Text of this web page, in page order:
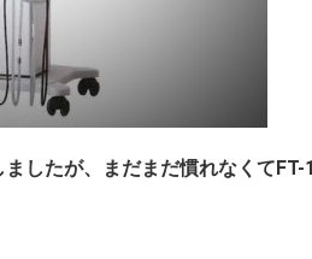
したが、まだまだ慣れなくて